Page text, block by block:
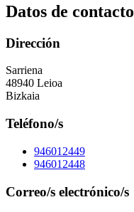
Datos de contacto
Dirección
Sarriena
48940 Leioa
Bizkaia
Teléfono/s
946012449
946012448
Correo/s electrónico/s